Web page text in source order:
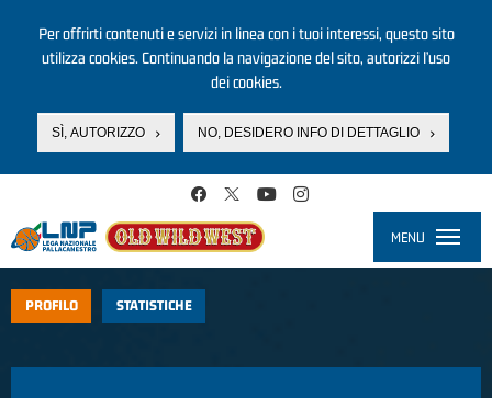
Per offrirti contenuti e servizi in linea con i tuoi interessi, questo sito
utilizza cookies. Continuando la navigazione del sito, autorizzi l’uso
dei cookies.
SÌ, AUTORIZZO NO, DESIDERO INFO DI DETTAGLIO
MENU
PROFILO STATISTICHE